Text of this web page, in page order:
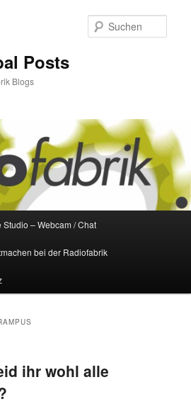
Posts
Blogs
Studio – Webcam / Chat
bei der Radiofabrik
ihr wohl alle